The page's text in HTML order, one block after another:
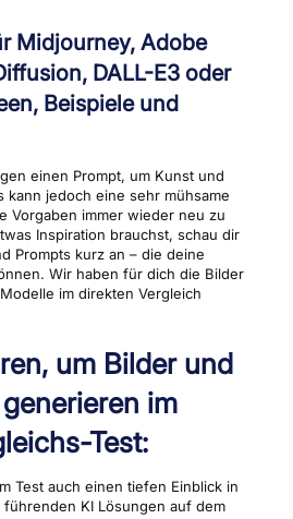
Midjourney, Adobe
DALL-E3 oder
Beispiele und
einen Prompt, um Kunst und
kann jedoch eine sehr mühsame
Vorgaben immer wieder neu zu
Inspiration brauchst, schau dir
Prompts kurz an – die deine
Wir haben für dich die Bilder
im direkten Vergleich
um Bilder und
im
Test:
Test auch einen tiefen Einblick in
KI Lösungen auf dem